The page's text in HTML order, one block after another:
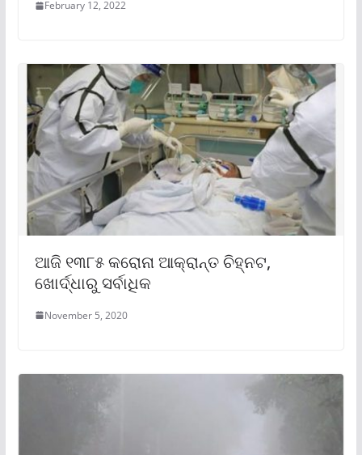
February 12, 2022
ଆଜି ୧୩୮୫ କରୋନା ଆକ୍ରାନ୍ତ ଚିହ୍ନଟ,
ଖୋର୍ଦ୍ଧାରୁ ସର୍ବାଧିକ
November 5, 2020